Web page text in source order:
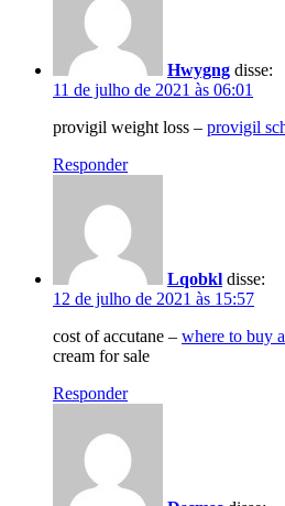
Hwygng disse:
11 de julho de 2021 às 06:01
provigil weight loss – provigil
Responder
Lqobkl disse:
12 de julho de 2021 às 15:57
cost of accutane – where to buy
cream for sale
Responder